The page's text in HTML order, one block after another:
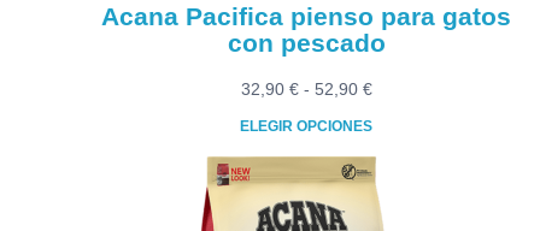
Acana Pacifica pienso para gatos
con pescado
32,90 € - 52,90 €Rango
32,90 €
hasta
ELEGIR OPCIONES
Este
producto
tiene